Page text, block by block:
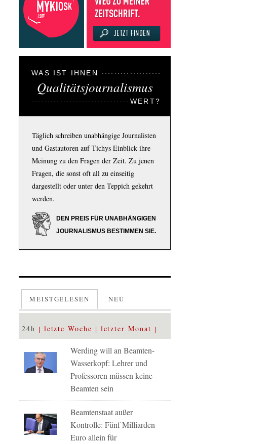
WAS IST IHNEN
Qualitätsjournalismus
WERT?
Täglich schreiben unabhängige Journalisten
und Gastautoren auf Tichys Einblick ihre
Meinung zu den Fragen der Zeit. Zu jenen
Fragen, die sonst oft all zu einseitig
dargestellt oder unter den Teppich gekehrt
werden.
DEN PREIS FÜR UNABHÄNGIGEN
JOURNALISMUS BESTIMMEN SIE.
MEISTGELESEN NEU
24h letzte Woche letzter Monat
Werding will an Beamten-
Wasserkopf: Lehrer und
Professoren müssen keine
Beamten sein
Beamtenstaat außer
Kontrolle: Fünf Milliarden
Euro allein für